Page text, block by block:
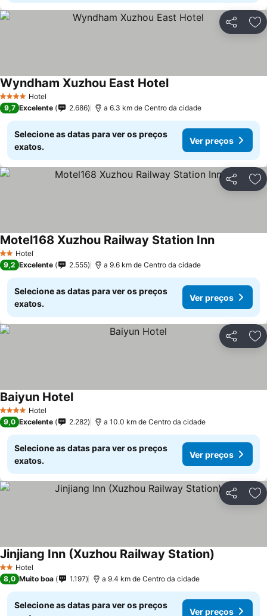
Partilhar
4 EstrelasHotel
Wyndham Xuzhou East Hotel
9,7 Excelente 2.686 a 6.3 km de Centro da cidade
Selecione as datas para ver os preços
exatos.
Ver preços
Partilhar
2 Estrelas
Hotel
Motel168 Xuzhou Railway Station Inn
9,2 Excelente 2.555 a 9.6 km de Centro da cidade
Selecione as datas para ver os preços
exatos.
Ver preços
Partilhar
4 EstrelasHotel
Baiyun Hotel
9,0 Excelente 2.282 a 10.0 km de Centro da cidade
Selecione as datas para ver os preços
exatos.
Ver preços
Partilhar
2 Estrelas
Hotel
Jinjiang Inn (Xuzhou Railway Station)
8,0 Muito boa 1.197 a 9.4 km de Centro da cidade
Selecione as datas para ver os preços
Ver preços